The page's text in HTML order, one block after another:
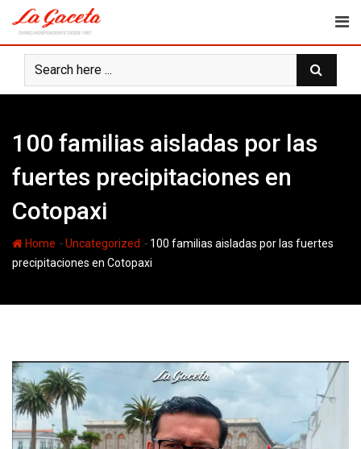
content
100 familias aisladas por las
fuertes precipitaciones en
Cotopaxi
Home -Uncategorized - 100 familias aisladas por las fuertes
precipitaciones en Cotopaxi